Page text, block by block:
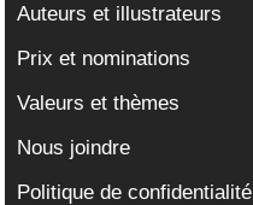
Auteurs et illustrateurs
Prix et nominations
Valeurs et thèmes
Nous joindre
Politique de confidentialité